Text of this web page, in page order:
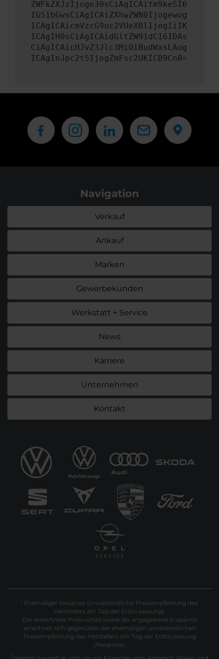
ZWFkZXJzIjoge30sCiAgICAiYm9keSI6
IG51bGwsCiAgICAiZXhwZWN0Ijogewog
ICAgICAicmVzcG9uc2VUeXBlIjogIiIK
ICAgIH0sCiAgICAidGltZW91dCI6IDAs
CiAgICAicHJvZ3Jlc3MiOiBudWxsLAog
ICAgInJpc2t5IjogZmFsc2UKICB9Cn0=
Navigation
Verkauf
Ankauf
Marken
Gewerbekunden
Werkstatt + Service
News
Karriere
Unternehmen
Kontakt
1 Ehemaliger Neupreis (Unverbindliche Preisempfehlung des
Herstellers am Tag der Erstzulassung).
Der errechnete Preisvorteil sowie die angegebene Ersparnis
errechnet sich gegenüber der ehemaligen unverbindlichen
Preisempfehlung des Herstellers am Tag der Erstzulassung
(Neupreis).
2